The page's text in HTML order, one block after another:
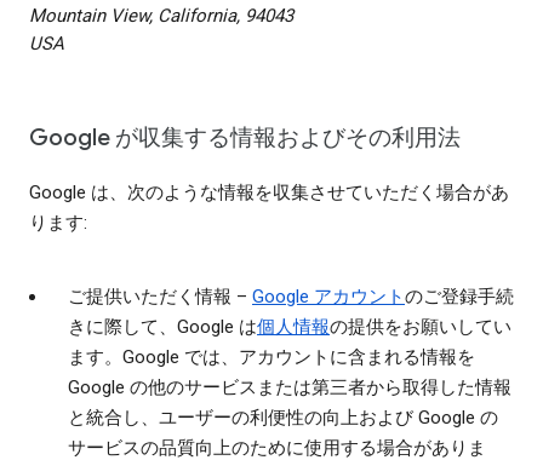
Mountain View, California, 94043
USA
Google が収集する情報およびその利用法
Google は、次のような情報を収集させていただく場合があ
ります:
ご提供いただく情報 – Google アカウントのご登録手続
きに際して、Google は個人情報の提供をお願いしてい
ます。Google では、アカウントに含まれる情報を
Google の他のサービスまたは第三者から取得した情報
と統合し、ユーザーの利便性の向上および Google の
サービスの品質向上のために使用する場合がありま